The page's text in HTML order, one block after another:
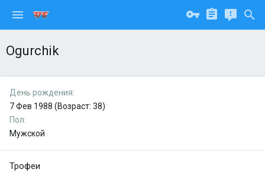
Ogurchik
День рождения
7 Фев 1988 (Возраст: 38)
Пол
Мужской
Трофеи